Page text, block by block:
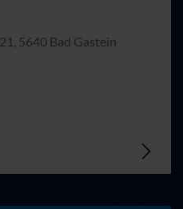
5640 Bad Gastein